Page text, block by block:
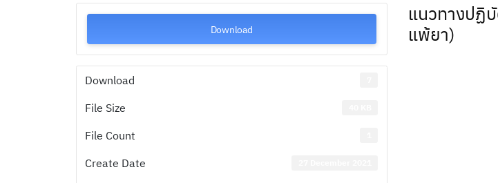
Download
Download
File Size
File Count
Create Date
แนวทางปฏิ
แพ้ยา)